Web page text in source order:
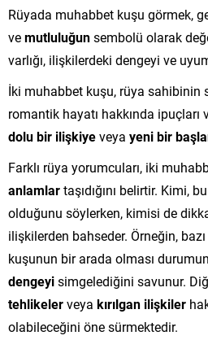
Rüyada muhabbet kuşu görmek,
vemutluluğunsembolü olarak
varlığı, ilişkilerdeki dengeyi ve
İki muhabbet kuşu, rüya sahibinin
romantik hayatı hakkında ipuçları
dolu bir ilişkiyeveya yeni bir
Farklı rüya yorumcuları, iki
anlamlartaşıdığını belirtir. Kimi,
olduğunu söylerken, kimisi de
ilişkilerden bahseder. Örneğin,
kuşunun bir arada olması
dengeyisimgelediğini savunur.
tehlikelerveya kırılgan ilişkiler
olabileceğini öne sürmektedir.